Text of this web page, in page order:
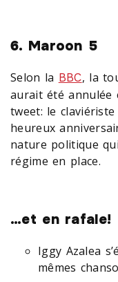
6. Maroon 5
Selon la BBC, la
aurait été annulée
tweet: le
heureux
nature politique
régime en place.
…et en rafale!
Iggy Azalea
mêmes